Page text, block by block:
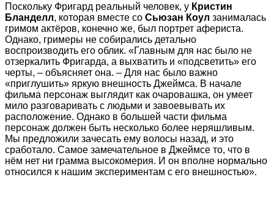
Поскольку Фригард реальный человек, у Кристин
Бланделл, которая вместе со Сьюзан Коул занималась
гримом актёров, конечно же, был портрет афериста.
Однако, гримеры не собирались детально
воспроизводить его облик. «Главным для нас было не
отзеркалить Фригарда, а выхватить и «подсветить» его
черты, – объясняет она. – Для нас было важно
«приглушить» яркую внешность Джеймса. В начале
фильма персонаж выглядит как очаровашка, он умеет
мило разговаривать с людьми и завоевывать их
расположение. Однако в большей части фильма
персонаж должен быть несколько более неряшливым.
Мы предложили зачесать ему волосы назад, и это
сработало. Самое замечательное в Джеймсе то, что в
нём нет ни грамма высокомерия. И он вполне нормально
относился к нашим экспериментам с его внешностью».